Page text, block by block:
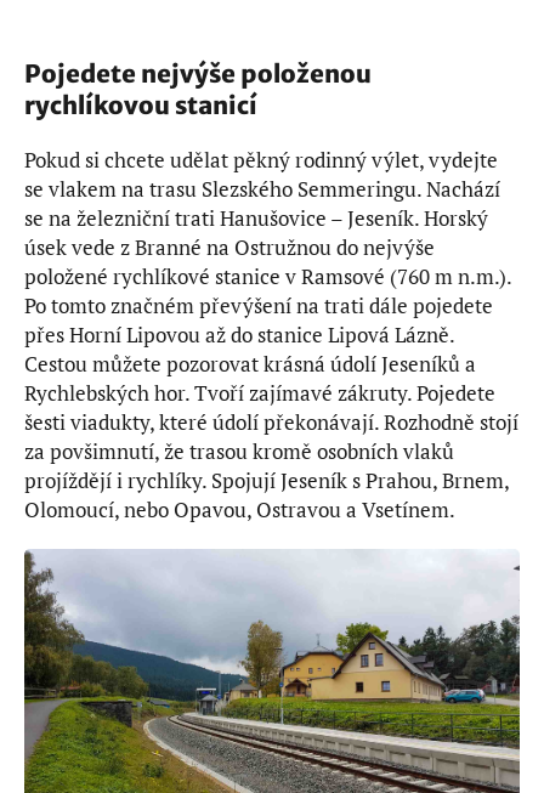
Pojedete nejvýše položenou
rychlíkovou stanicí
Pokud si chcete udělat pěkný rodinný výlet, vydejte
se vlakem na trasu Slezského Semmeringu. Nachází
se na železniční trati Hanušovice – Jeseník. Horský
úsek vede z Branné na Ostružnou do nejvýše
položené rychlíkové stanice v Ramsové (760 m n.m.).
Po tomto značném převýšení na trati dále pojedete
přes Horní Lipovou až do stanice Lipová Lázně.
Cestou můžete pozorovat krásná údolí Jeseníků a
Rychlebských hor. Tvoří zajímavé zákruty. Pojedete
šesti viadukty, které údolí překonávají. Rozhodně stojí
za povšimnutí, že trasou kromě osobních vlaků
projíždějí i rychlíky. Spojují Jeseník s Prahou, Brnem,
Olomoucí, nebo Opavou, Ostravou a Vsetínem.